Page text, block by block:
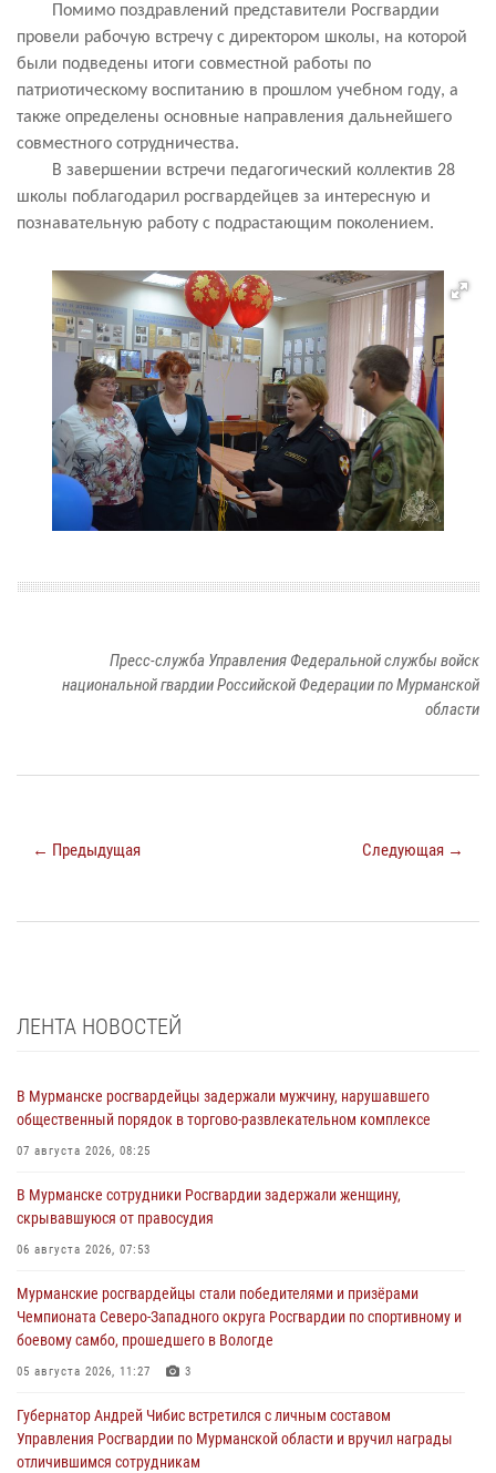
Помимо поздравлений представители Росгвардии
провели рабочую встречу с директором школы, на которой
были подведены итоги совместной работы по
патриотическому воспитанию в прошлом учебном году, а
также определены основные направления дальнейшего
совместного сотрудничества.
В завершении встречи педагогический коллектив 28
школы поблагодарил росгвардейцев за интересную и
познавательную работу с подрастающим поколением.
Пресс-служба Управления Федеральной службы войск
национальной гвардии Российской Федерации по Мурманской
области
← Предыдущая Следующая →
ЛЕНТА НОВОСТЕЙ
В Мурманске росгвардейцы задержали мужчину, нарушавшего
общественный порядок в торгово-развлекательном комплексе
07 августа 2026, 08:25
В Мурманске сотрудники Росгвардии задержали женщину,
скрывавшуюся от правосудия
06 августа 2026, 07:53
Мурманские росгвардейцы стали победителями и призёрами
Чемпионата Северо-Западного округа Росгвардии по спортивному и
боевому самбо, прошедшего в Вологде
05 августа 2026, 11:27 3
Губернатор Андрей Чибис встретился с личным составом
Управления Росгвардии по Мурманской области и вручил награды
отличившимся сотрудникам